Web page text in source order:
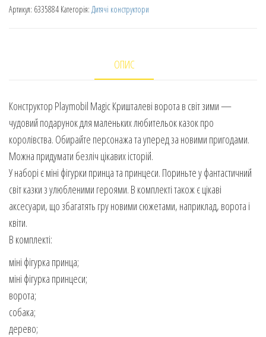
Артикул: 6335884 Категорія: Дитячі конструктори
ОПИС
Конструктор Playmobil Magic Кришталеві ворота в світ зими —
чудовий подарунок для маленьких любительок казок про
королівства. Обирайте персонажа та уперед за новими пригодами.
Можна придумати безліч цікавих історій.
У наборі є міні фігурки принца та принцеси. Пориньте у фантастичний
світ казки з улюбленими героями. В комплекті також є цікаві
аксесуари, що збагатять гру новими сюжетами, наприклад, ворота і
квіти.
В комплекті:
міні фігурка принца;
міні фігурка принцеси;
ворота;
собака;
дерево;